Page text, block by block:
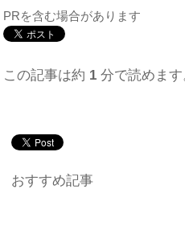
PRを含む場合があります
この記事は約 1 分で読めます
おすすめ記事